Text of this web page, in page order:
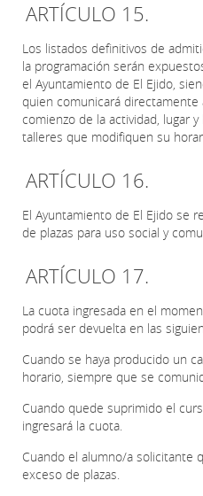
ARTÍCULO 15.
Los listados definitivos de
la programación serán
el Ayuntamiento de El Ejido,
quien comunicará
comienzo de la actividad, lugar
talleres que modifiquen su
ARTÍCULO 16.
El Ayuntamiento de El Ejido se
de plazas para uso social y
ARTÍCULO 17.
La cuota ingresada en el
podrá ser devuelta en las
Cuando se haya producido un
horario, siempre que se
Cuando quede suprimido el
ingresará la cuota.
Cuando el alumno/a solicitante
exceso de plazas.